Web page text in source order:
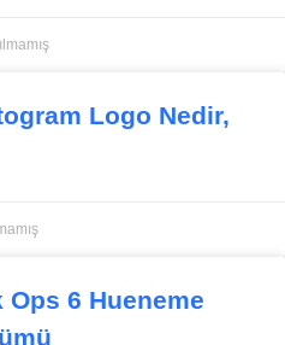
Logo Nedir,
6 Hueneme